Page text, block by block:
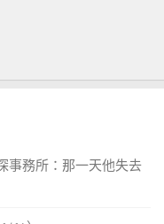
事務所：那一天他失去